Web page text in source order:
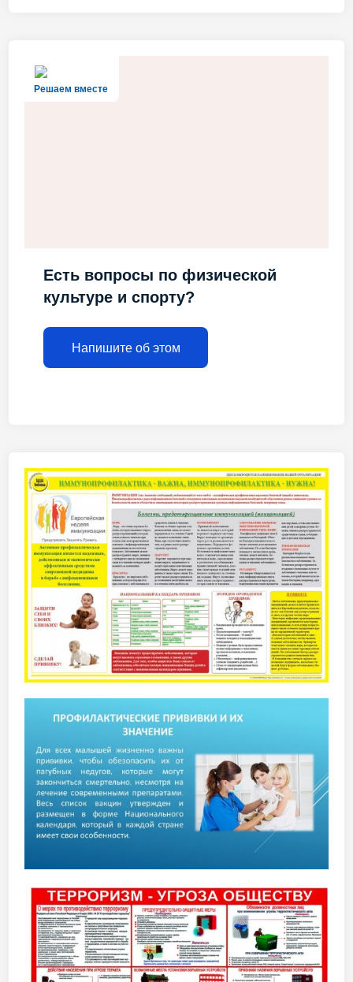
Решаем вместе
Есть вопросы по физической
культуре и спорту?
Напишите об этом